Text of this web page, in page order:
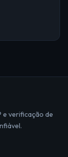
verificação de